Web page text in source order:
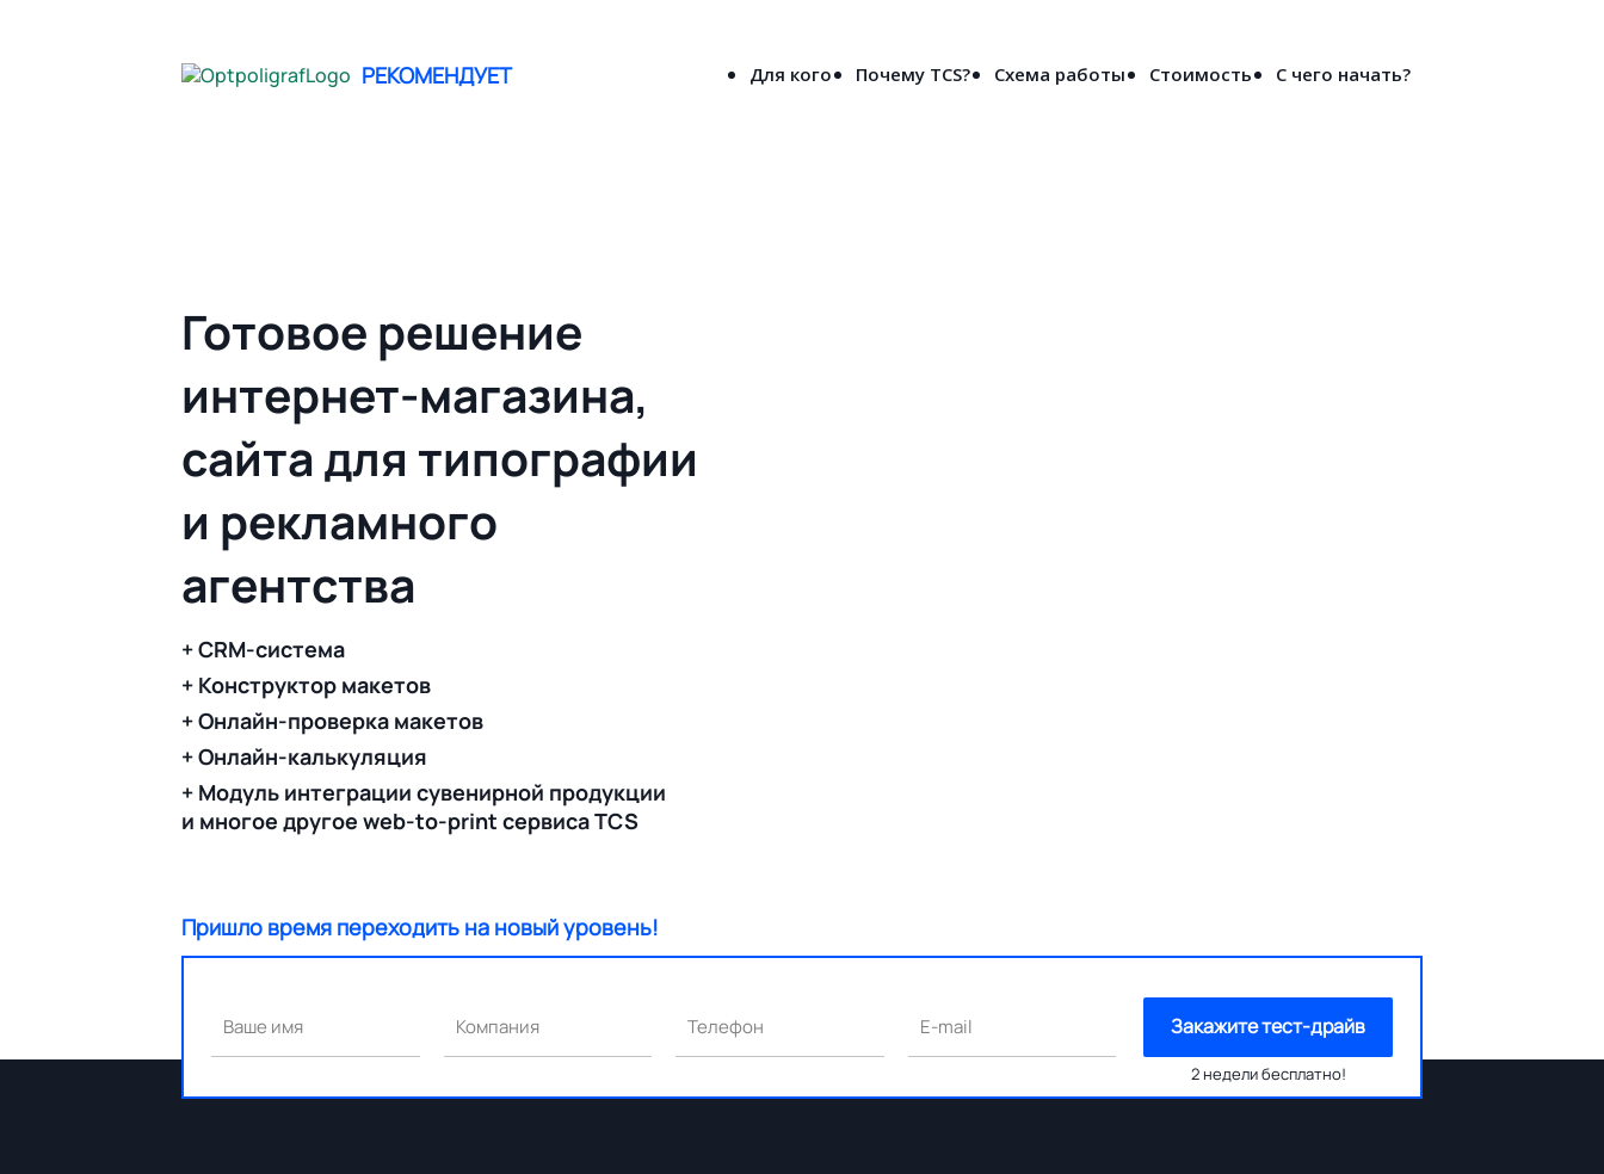
РЕКОМЕНДУЕТ Для кого Почему TCS? Схема работы Стоимость С чего начать?
Готовое решение
интернет-магазина,
сайта для типографии
и рекламного
агентства
+ CRM-система
+ Конструктор макетов
+ Онлайн-проверка макетов
+ Онлайн-калькуляция
+ Модуль интеграции сувенирной продукции
и многое другое web-to-print сервиса TCS
Пришло время переходить на новый уровень!
Ваше имя Компания Телефон E-mail Закажите тест-драйв
2 недели бесплатно!